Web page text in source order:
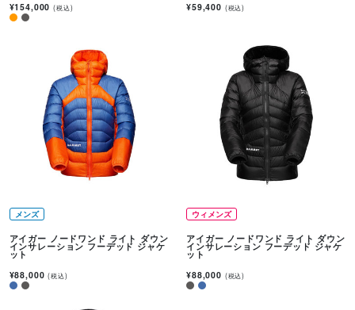
¥154,000(税込)
¥59,400 (税込)
メンズ
アイガー ノードワンド ライト ダウン
インサレーション フーデッド ジャケ
ット
¥88,000(税込)
ウィメンズ
アイガー ノードワンド ライト ダウン
インサレーション フーデッド ジャケ
ット
¥88,000 (税込)